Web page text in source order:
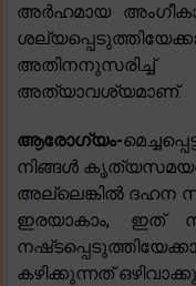
അർഹമായ
അത്യാവശ്യമാണ്.
ആരോഗ്യം-
നിങ്ങൾ കൃത്യസമയത്ത്
അല്ലെങ്കിൽ ദഹന
ഇരയാകാം, ഇത്
കഴിക്കുന്നത്